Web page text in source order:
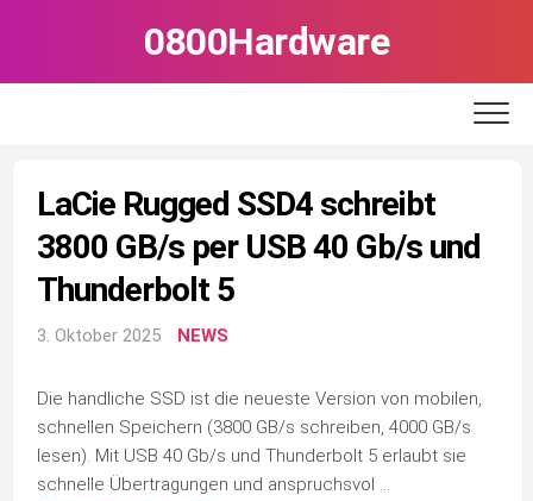
0800Hardware
LaCie Rugged SSD4 schreibt
3800 GB/s per USB 40 Gb/s und
Thunderbolt 5
3. Oktober 2025 NEWS
Die handliche SSD ist die neueste Version von mobilen,
schnellen Speichern (3800 GB/s schreiben, 4000 GB/s
lesen). Mit USB 40 Gb/s und Thunderbolt 5 erlaubt sie
schnelle Übertragungen und anspruchsvol …